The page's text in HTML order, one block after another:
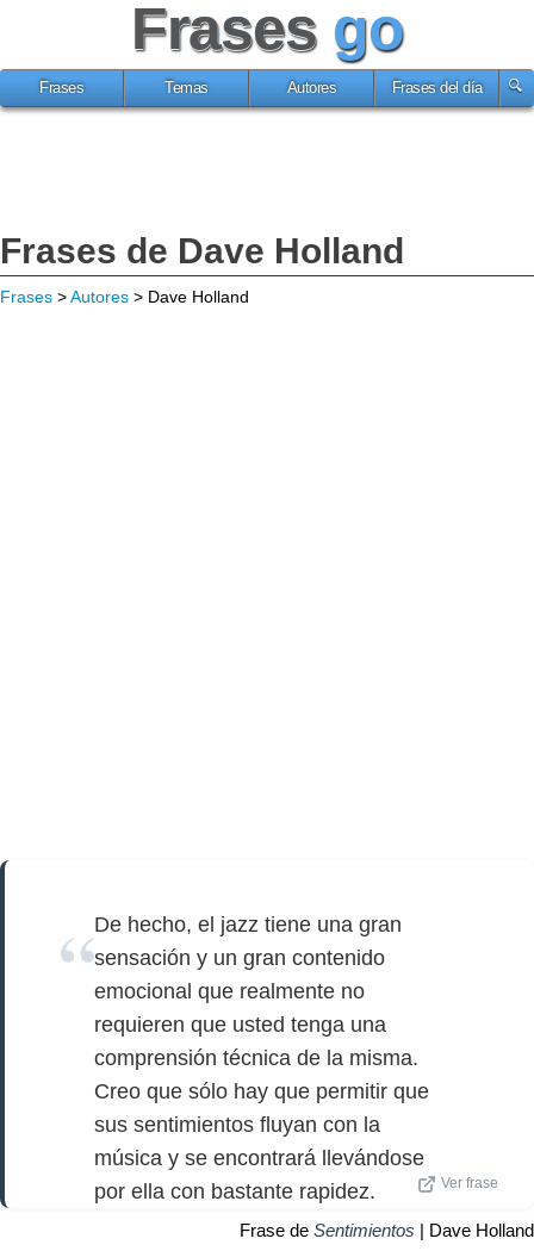
Frases go
Frases Temas Autores Frases del día
Frases de Dave Holland
Frases >Autores > Dave Holland
De hecho, el jazz tiene una gran
sensación y un gran contenido
emocional que realmente no
requieren que usted tenga una
comprensión técnica de la misma.
Creo que sólo hay que permitir que
sus sentimientos fluyan con la
música y se encontrará llevándose
por ella con bastante rapidez.
Ver frase
Frase de Sentimientos | Dave Holland